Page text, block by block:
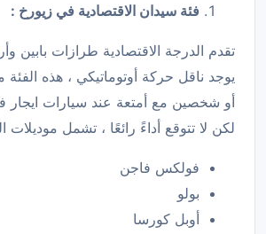
فئة سيدان الاقتصادية في زيورخ :
تقدم الدرجة الاقتصادية طرازات بابين
يوجد ناقل حركة أوتوماتيكي ، هذه
أو شخصين مع أمتعة عند سيارات ايجار
لكن لا تتوقع أداءً رائعًا ، تشمل موديلات
فولكس فاجن
بولو
أوبل كورسا